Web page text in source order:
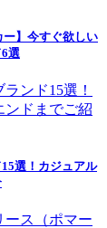
ー】今すぐ欲しい
選
選！カジュアル